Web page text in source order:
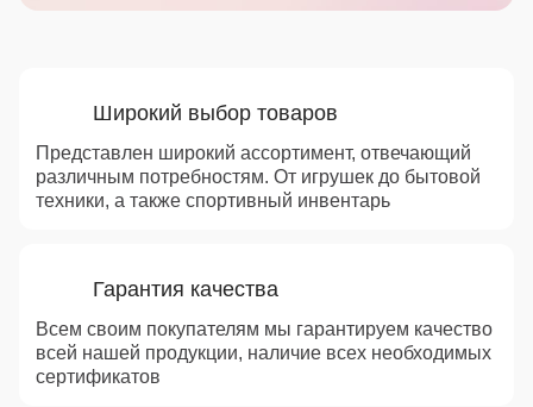
Широкий выбор товаров
Представлен широкий ассортимент, отвечающий
различным потребностям. От игрушек до бытовой
техники, а также спортивный инвентарь
Гарантия качества
Всем своим покупателям мы гарантируем качество
всей нашей продукции, наличие всех необходимых
сертификатов